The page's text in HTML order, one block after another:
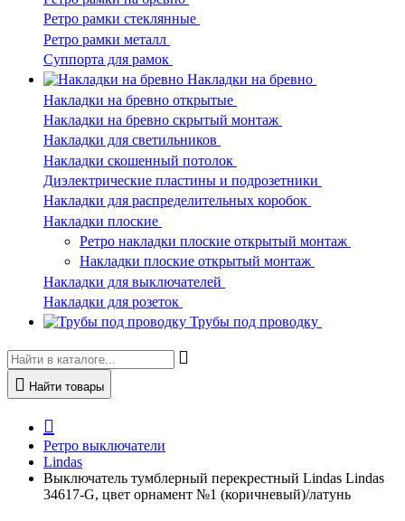
Ретро рамки стеклянные
Ретро рамки металл
Суппорта для рамок
Накладки на бревно
Накладки на бревно открытые
Накладки на бревно скрытый монтаж
Накладки для светильников
Накладки скошенный потолок
Диэлектрические пластины и подрозетники
Накладки для распределительных коробок
Накладки плоские
Ретро накладки плоские открытый монтаж
Накладки плоские открытый монтаж
Накладки для выключателей
Накладки для розеток
Трубы под проводку
Найти товары
Ретро выключатели
Lindas
Выключатель тумблерный перекрестный Lindas Lindas
34617-G, цвет орнамент №1 (коричневый)/латунь